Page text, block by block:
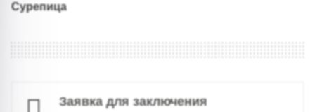
Сурепица
Заявка для заключения